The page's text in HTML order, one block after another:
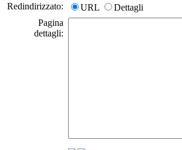
Redindirizzato:
URL
Dettagli
Pagina
dettagli: